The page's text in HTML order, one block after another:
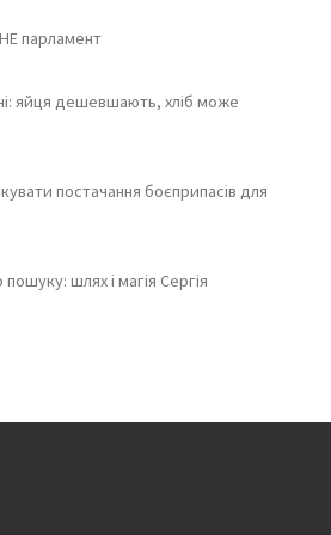
парламент
яйця дешевшають, хліб може
постачання боєприпасів для
шлях і магія Сергія